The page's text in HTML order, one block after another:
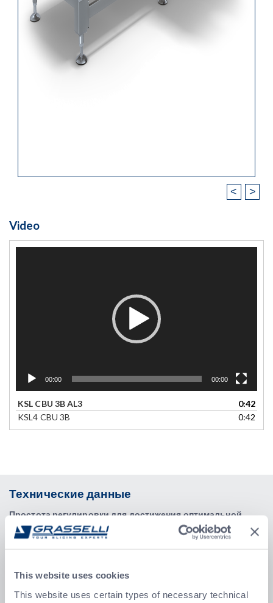
This website uses cookies
This website uses certain types of necessary technical
< >
Video
00:00 00:00
KSL CBU 3B AL3
0:42
KSL4 CBU 3B
0:42
Технические данные
Простота регулировки для достижения оптимальной
производительности:Параметры резки можно легко
перенастроить для достижения наилучшего результата даже
транспортер может быть быстро скорректирована с помощью